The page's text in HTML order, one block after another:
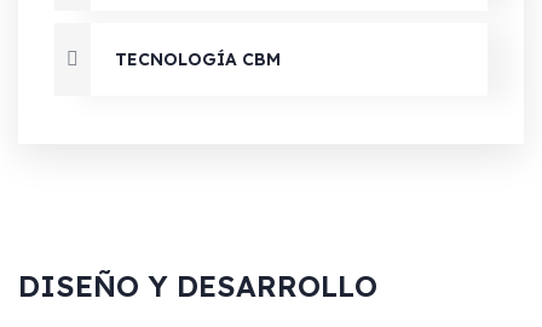
TECNOLOGÍA CBM
DISEÑO Y DESARROLLO